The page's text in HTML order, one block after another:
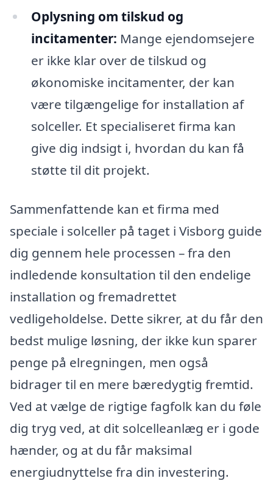
Oplysning om tilskud og
incitamenter: Mange ejendomsejere
er ikke klar over de tilskud og
økonomiske incitamenter, der kan
være tilgængelige for installation af
solceller. Et specialiseret firma kan
give dig indsigt i, hvordan du kan få
støtte til dit projekt.
Sammenfattende kan et firma med
speciale i solceller på taget i Visborg guide
dig gennem hele processen – fra den
indledende konsultation til den endelige
installation og fremadrettet
vedligeholdelse. Dette sikrer, at du får den
bedst mulige løsning, der ikke kun sparer
penge på elregningen, men også
bidrager til en mere bæredygtig fremtid.
Ved at vælge de rigtige fagfolk kan du føle
dig tryg ved, at dit solcelleanlæg er i gode
hænder, og at du får maksimal
energiudnyttelse fra din investering.